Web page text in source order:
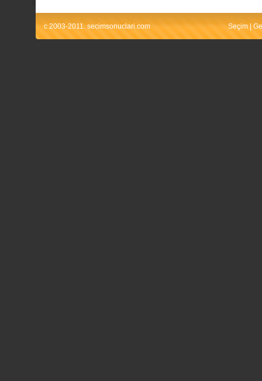
c 2003-2011. secimsonuclari.com Seçim